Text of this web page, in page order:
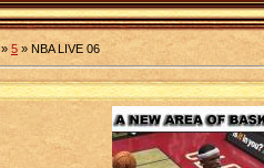
» 5 » NBA LIVE 06